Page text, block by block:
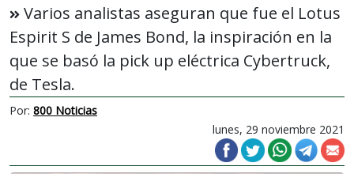
Varios analistas aseguran que fue el Lotus
Espirit S de James Bond, la inspiración en la
que se basó la pick up eléctrica Cybertruck,
de Tesla.
Por: 800 Noticias
lunes, 29 noviembre 2021